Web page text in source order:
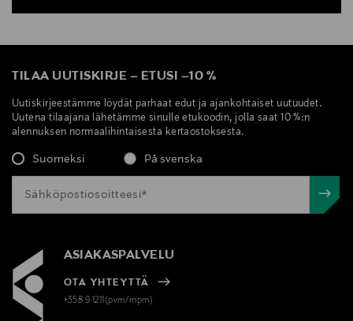
TILAA UUTISKIRJE – ETUSI –10 %
Uutiskirjeestämme löydät parhaat edut ja ajankohtaiset uutuudet.
Uutena tilaajana lähetämme sinulle etukoodin, jolla saat 10 %:n
alennuksen normaalihintaisesta kertaostoksesta.
Suomeksi På svenska
ASIAKASPALVELU
OTA YHTEYTTÄ
+358 9 1211(pvm/mpm)